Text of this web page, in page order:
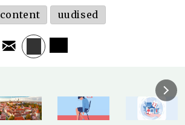
uudised